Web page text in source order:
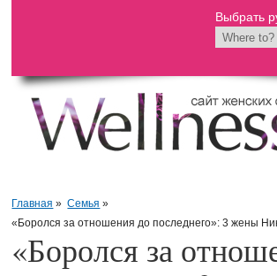
Выбрать
Главная » Семья »
«Боролся за отношения до последнего»: 3 жены
«Боролся за